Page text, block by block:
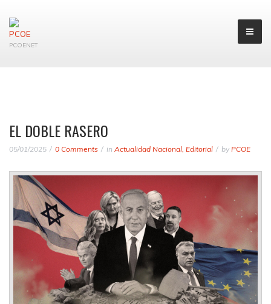
PCOENET
EL DOBLE RASERO
05/01/2025 0 Comments in Actualidad Nacional, Editorial by PCOE